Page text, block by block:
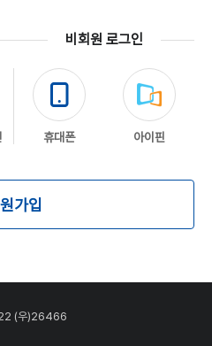
비회원 로그인
휴대폰 아이핀
가입
22 (우)26466